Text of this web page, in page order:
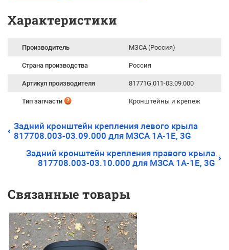
Характеристики
Производитель МЗСА (Россия)
Страна производства Россия
Артикул производителя 81771G.011-03.09.000
Тип запчасти Кронштейны и крепеж
Задний кронштейн крепления левого крыла
817708.003-03.09.000 для МЗСА 1А-1Е, 3G
Задний кронштейн крепления правого крыла
817708.003-03.10.000 для МЗСА 1А-1Е, 3G
Связанные товары